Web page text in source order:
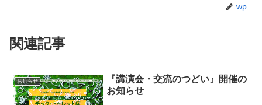
wp
関連記事
おしらせ
『講演会・交流のつどい』開催の
お知らせ